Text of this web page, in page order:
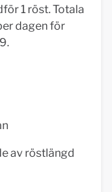
1 röst. Totala
dagen för
av röstlängd